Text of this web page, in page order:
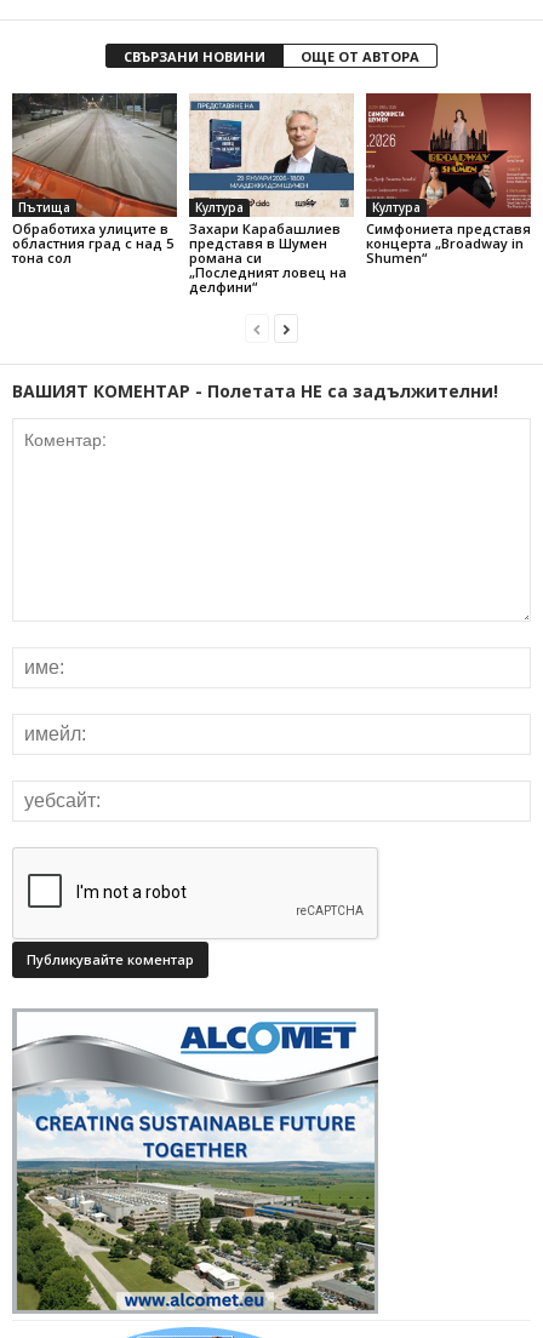
СВЪРЗАНИ НОВИНИ ОЩЕ ОТ АВТОРА
Пътища
Обработиха улиците в
областния град с над 5
тона сол
Култура
Захари Карабашлиев
представя в Шумен
романа си
„Последният ловец на
делфини“
Култура
Симфониета представя
концерта „Broadway in
Shumen“
ВАШИЯТ КОМЕНТАР - Полетата НЕ са задължителни!